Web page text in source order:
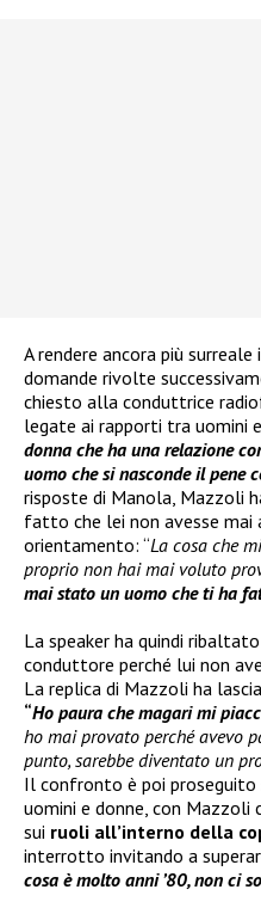
A rendere ancora più
domande rivolte
chiesto alla conduttrice
legate ai rapporti tra uomini
donna che ha una relazione
uomo che si nasconde il pene
risposte di Manola, Mazzoli
fatto che lei non avesse mai
orientamento: “La cosa che
proprio non hai mai voluto
mai stato un uomo che ti ha
La speaker ha quindi
conduttore perché lui non
La replica di Mazzoli ha
“Ho paura che magari mi
ho mai provato perché avevo
punto, sarebbe diventato un
Il confronto è poi
uomini e donne, con Mazzoli
sui ruoli all’interno della
interrotto invitando a
cosa è molto anni ’80, non ci